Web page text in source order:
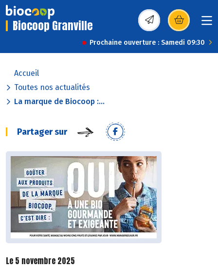
Biocoop Granville (s’ouvre dans une
Prochaine ouverture : Samedi 09:30
Accueil
Toutes nos actualités
La marque de Biocoop :...
Partager sur
Le 5 novembre 2025